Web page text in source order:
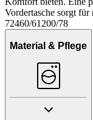
Vordertasche sorgt
72460/61200/78
Material & Pflege